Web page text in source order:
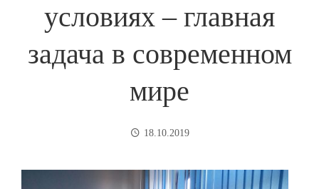
условиях – главная
задача в современном
мире
18.10.2019